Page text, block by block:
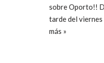
sobre Oporto!!
tarde del
más »